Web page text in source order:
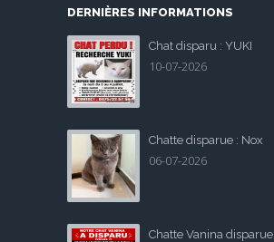
DERNIÈRES INFORMATIONS
Chat disparu : YUKI
10-07-2026
Chatte disparue : Nox
06-07-2026
Chatte Vanina disparue